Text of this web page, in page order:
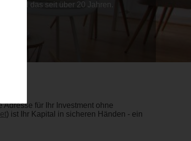
...und das seit über 20 Jahren.
für Ihr Investment ohne
) ist Ihr Kapital in sicheren Händen - ein